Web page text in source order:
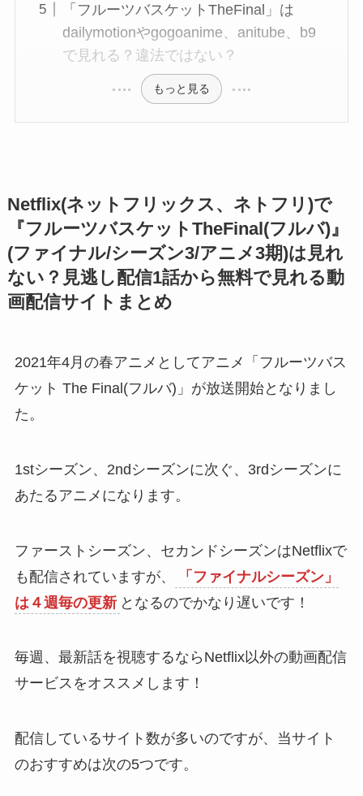
「フルーツバスケットTheFinal」は
dailymotionやgogoanime、anitube、b9
で見れる？違法ではない？
もっと見る
Netflix(ネットフリックス、ネトフリ)で
『フルーツバスケットTheFinal(フルバ)』
(ファイナル/シーズン3/アニメ3期)は見れ
ない？見逃し配信1話から無料で見れる動
画配信サイトまとめ
2021年4月の春アニメとしてアニメ「フルーツバス
ケット The Final(フルバ)」が放送開始となりまし
た。
1stシーズン、2ndシーズンに次ぐ、3rdシーズンに
あたるアニメになります。
ファーストシーズン、セカンドシーズンはNetflixで
も配信されていますが、
「ファイナルシーズン」
は４週毎の更新 となるのでかなり遅いです！
毎週、最新話を視聴するならNetflix以外の動画配信
サービスをオススメします！
配信しているサイト数が多いのですが、当サイト
のおすすめは次の5つです。